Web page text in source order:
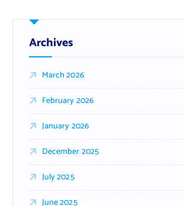
Archives
March 2026
February 2026
January 2026
December 2025
July 2025
June 2025